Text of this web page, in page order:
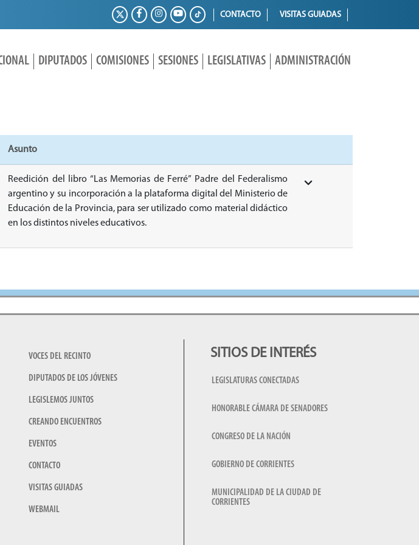
CONTACTO VISITAS GUIADAS
DIPUTADOS COMISIONES SESIONES LEGISLATIVAS ADMINISTRACIÓN
Asunto
Reedición del libro “Las Memorias de Ferré” Padre del Federalismo
argentino y su incorporación a la plataforma digital del Ministerio de
Educación de la Provincia, para ser utilizado como material didáctico
en los distintos niveles educativos.
VOCES DEL RECINTO
DIPUTADOS DE LOS JÓVENES
LEGISLEMOS JUNTOS
CREANDO ENCUENTROS
EVENTOS
CONTACTO
VISITAS GUIADAS
WEBMAIL
SITIOS DE INTERÉS
LEGISLATURAS CONECTADAS
HONORABLE CÁMARA DE SENADORES
CONGRESO DE LA NACIÓN
GOBIERNO DE CORRIENTES
MUNICIPALIDAD DE LA CIUDAD DE
CORRIENTES